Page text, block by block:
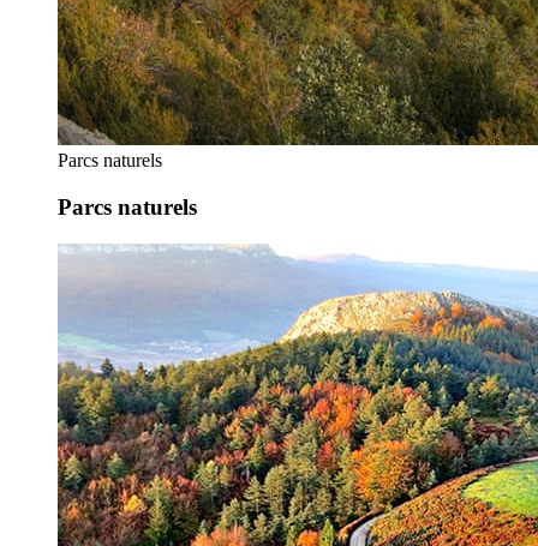
Parcs naturels
Parcs naturels